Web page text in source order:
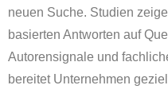
neuen Suche. Studien
basierten Antworten auf
Autorensignale und
bereitet Unternehmen